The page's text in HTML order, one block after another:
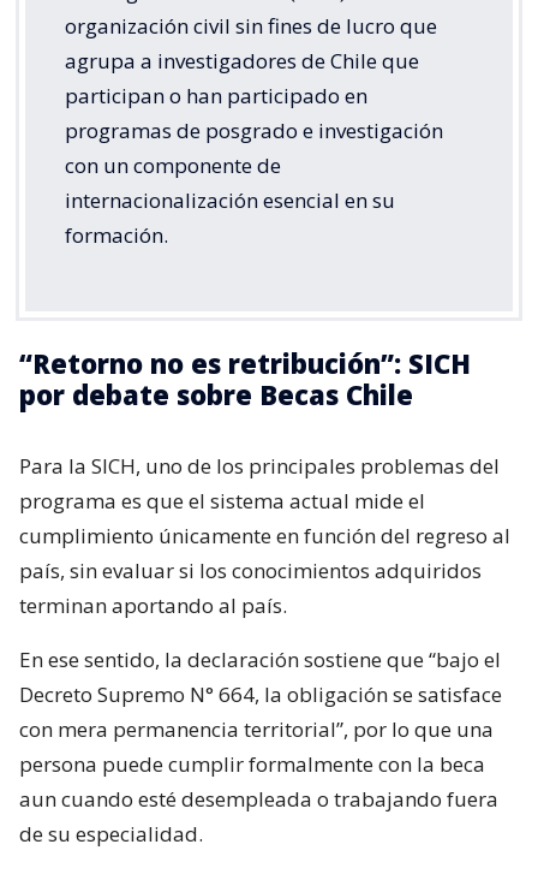
organización civil sin fines de lucro que
agrupa a investigadores de Chile que
participan o han participado en
programas de posgrado e investigación
con un componente de
internacionalización esencial en su
formación.
“Retorno no es retribución”: SICH
por debate sobre Becas Chile
Para la SICH, uno de los principales problemas del
programa es que el sistema actual mide el
cumplimiento únicamente en función del regreso al
país, sin evaluar si los conocimientos adquiridos
terminan aportando al país.
En ese sentido, la declaración sostiene que “bajo el
Decreto Supremo N° 664, la obligación se satisface
con mera permanencia territorial”, por lo que una
persona puede cumplir formalmente con la beca
aun cuando esté desempleada o trabajando fuera
de su especialidad.